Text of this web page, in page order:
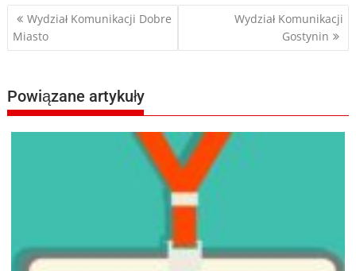
Nawigacja
wpisu
Wydział Komunikacji Dobre
Miasto
Wydział Komunikacji
Gostynin
Powiązane artykuły